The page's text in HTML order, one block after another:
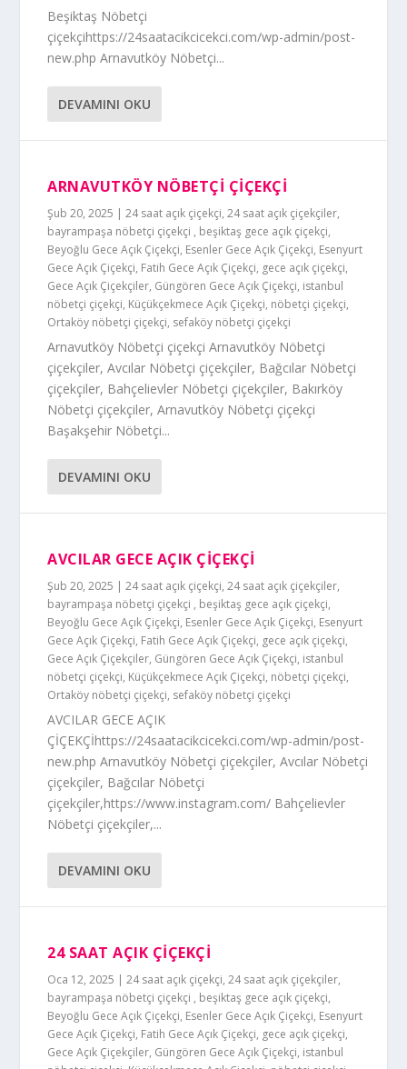
Beşiktaş Nöbetçi
çiçekçihttps://24saatacikcicekci.com/wp-admin/post-
new.php Arnavutköy Nöbetçi...
DEVAMINI OKU
ARNAVUTKÖY NÖBETÇI ÇIÇEKÇI
Şub 20, 2025 |24 saat açık çiçekçi,24 saat açık çiçekçiler,
bayrampaşa nöbetçi çiçekçi , beşiktaş gece açık çiçekçi,
Beyoğlu Gece Açık Çiçekçi, Esenler Gece Açık Çiçekçi, Esenyurt
Gece Açık Çiçekçi, Fatih Gece Açık Çiçekçi, gece açık çiçekçi,
Gece Açık Çiçekçiler, Güngören Gece Açık Çiçekçi, istanbul
nöbetçi çiçekçi, Küçükçekmece Açık Çiçekçi, nöbetçi çiçekçi,
Ortaköy nöbetçi çiçekçi, sefaköy nöbetçi çiçekçi
Arnavutköy Nöbetçi çiçekçi Arnavutköy Nöbetçi
çiçekçiler, Avcılar Nöbetçi çiçekçiler, Bağcılar Nöbetçi
çiçekçiler, Bahçelievler Nöbetçi çiçekçiler, Bakırköy
Nöbetçi çiçekçiler, Arnavutköy Nöbetçi çiçekçi
Başakşehir Nöbetçi...
DEVAMINI OKU
AVCILAR GECE AÇIK ÇİÇEKÇİ
Şub 20, 2025 |24 saat açık çiçekçi,24 saat açık çiçekçiler,
bayrampaşa nöbetçi çiçekçi , beşiktaş gece açık çiçekçi,
Beyoğlu Gece Açık Çiçekçi, Esenler Gece Açık Çiçekçi, Esenyurt
Gece Açık Çiçekçi, Fatih Gece Açık Çiçekçi, gece açık çiçekçi,
Gece Açık Çiçekçiler, Güngören Gece Açık Çiçekçi, istanbul
nöbetçi çiçekçi, Küçükçekmece Açık Çiçekçi, nöbetçi çiçekçi,
Ortaköy nöbetçi çiçekçi, sefaköy nöbetçi çiçekçi
AVCILAR GECE AÇIK
ÇİÇEKÇİhttps://24saatacikcicekci.com/wp-admin/post-
new.php Arnavutköy Nöbetçi çiçekçiler, Avcılar Nöbetçi
çiçekçiler, Bağcılar Nöbetçi
çiçekçiler,https://www.instagram.com/ Bahçelievler
Nöbetçi çiçekçiler,...
DEVAMINI OKU
24 SAAT AÇIK ÇİÇEKÇİ
Oca 12, 2025 |24 saat açık çiçekçi,24 saat açık çiçekçiler,
bayrampaşa nöbetçi çiçekçi , beşiktaş gece açık çiçekçi,
Beyoğlu Gece Açık Çiçekçi, Esenler Gece Açık Çiçekçi, Esenyurt
Gece Açık Çiçekçi, Fatih Gece Açık Çiçekçi, gece açık çiçekçi,
Gece Açık Çiçekçiler, Güngören Gece Açık Çiçekçi, istanbul